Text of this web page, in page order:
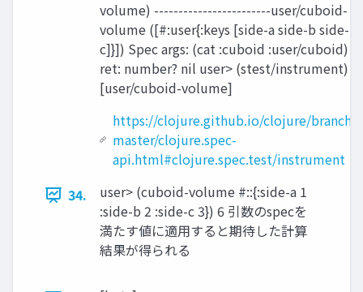
volume) ------------------------user/cuboid-
volume ([#:user{:keys [side-a side-b side-
c]}]) Spec args: (cat :cuboid :user/cuboid)
ret: number? nil user> (stest/instrument)
[user/cuboid-volume]
https://clojure.github.io/clojure/branch-
master/clojure.spec-
api.html#clojure.spec.test/instrument
34.
user> (cuboid-volume #::{:side-a 1
:side-b 2 :side-c 3}) 6 引数のspecを
満たす値に適⽤すると期待した計算
結果が得られる